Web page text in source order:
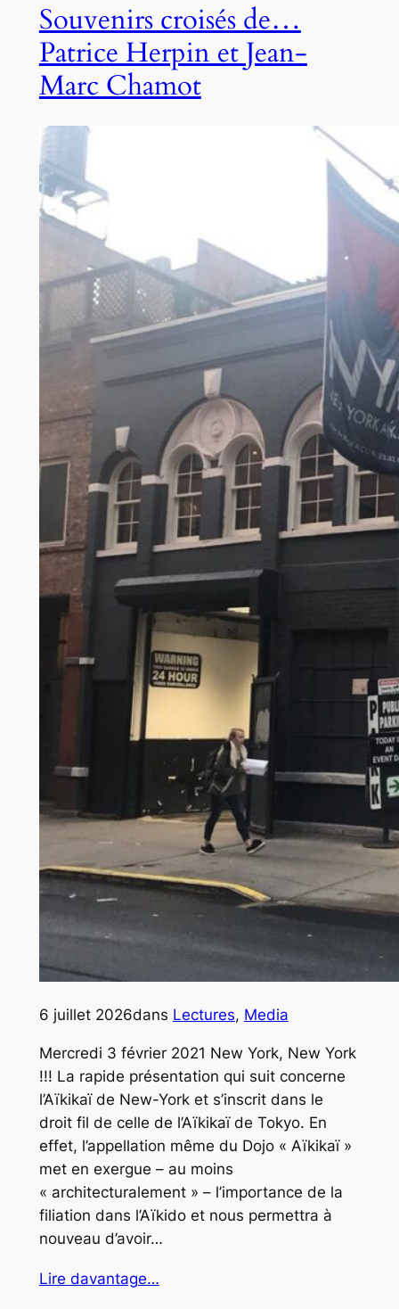
Souvenirs croisés de…
Patrice Herpin et Jean-
Marc Chamot
6 juillet 2026dans Lectures, Media
Mercredi 3 février 2021 New York, New York
!!! La rapide présentation qui suit concerne
l’Aïkikaï de New-York et s’inscrit dans le
droit fil de celle de l’Aïkikaï de Tokyo. En
effet, l’appellation même du Dojo « Aïkikaï »
met en exergue – au moins
« architecturalement » – l’importance de la
filiation dans l’Aïkido et nous permettra à
nouveau d’avoir…
Lire davantage…